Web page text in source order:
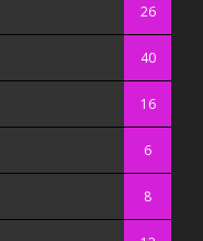
26
40
16
6
8